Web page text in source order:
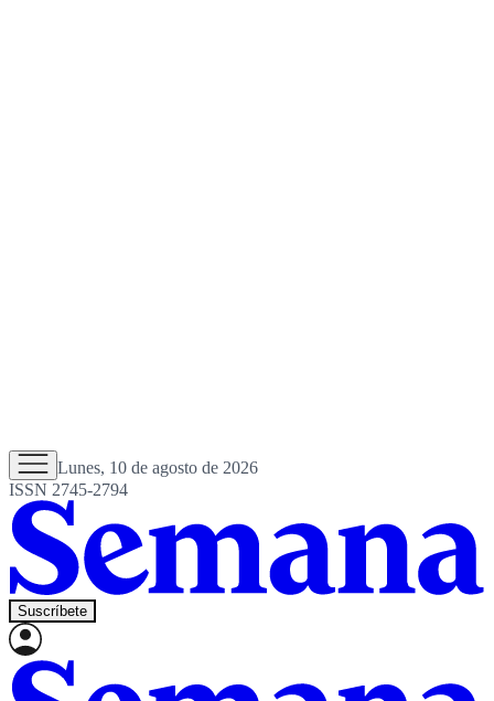
Lunes, 10 de agosto de 2026
ISSN 2745-2794
Suscríbete